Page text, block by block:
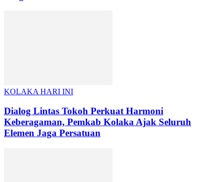
KOLAKA HARI INI
Dialog Lintas Tokoh Perkuat Harmoni
Keberagaman, Pemkab Kolaka Ajak Seluruh
Elemen Jaga Persatuan